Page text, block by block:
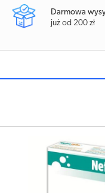
Darmowa
już od 200 zł